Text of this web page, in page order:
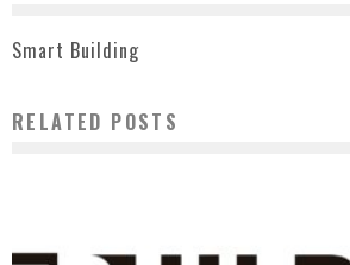
Smart Building
RELATED POSTS